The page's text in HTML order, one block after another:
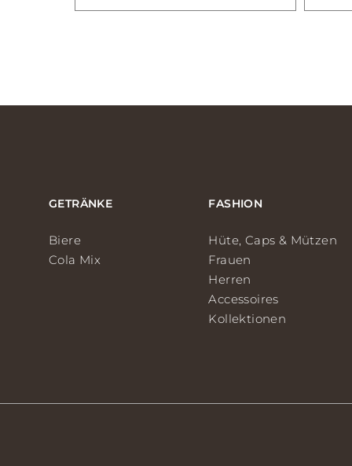
GETRÄNKE
Biere
Cola Mix
FASHION
Hüte, Caps & Mützen
Frauen
Herren
Accessoires
Kollektionen